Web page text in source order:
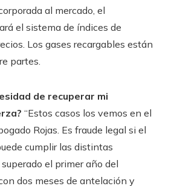
al mercado, el
el sistema de índices de
Los gases recargables están
partes.
de recuperar mi
“Estos casos los vemos en el
Rojas. Es fraude legal si el
cumplir las distintas
el primer año del
dos meses de antelación y